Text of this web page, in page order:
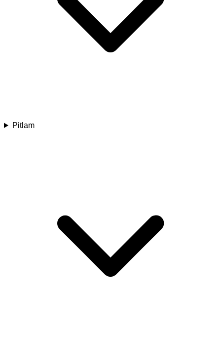
Pitlam